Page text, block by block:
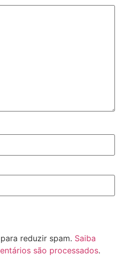
reduzir spam. Saiba
são processados.